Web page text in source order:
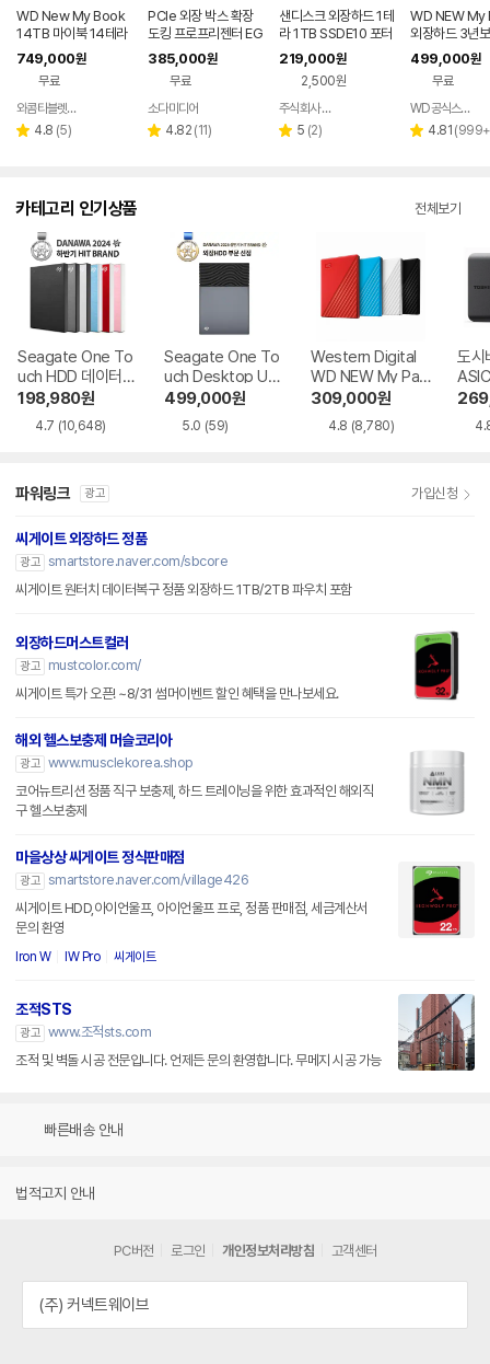
WD New My Book
14TB 마이북 14테라
749,000원
무료
와콤타블렛 -다온
별 4.8 리
(5)
PCIe 외장 박스 확장
도킹 프로프리젠터 EG
PU 맥 교회 자막기 프
프독 PP-DOCK
385,000원
무료
페이
소다미디어
별 4.82 리
(11)
샌디스크 외장하드 1테
라 1TB SSDE10 포터
블 드라이브 대용량 C
타입 초소형 외장HDD
219,000원
2,500원
주식회사 피아이디
별 5 리
(2)
WD NEW My
외장하드 3년
체국택배]
499,000원
무료
WD공식스토어
별 4.81 리
(999+
카테고리 인기상품 전체보기
Seagate One To
uch HDD 데이터복
구
198,980원
4.7 (10,648)
Seagate One To
uch Desktop US
B BUS Power 데
이터복구
499,000원
5.0 (59)
Western Digital
WD NEW My Pas
sport Gen3
309,000원
4.8 (8,780)
도시
파워링크 광고 가입신청
씨게이트 외장하드 정품
광고 smartstore.naver.com/sbcore
씨게이트 원터치 데이터복구 정품 외장하드 1TB/2TB 파우치 포함
외장하드머스트컬러
광고
mustcolor.com/
씨게이트 특가 오픈! ~8/31 썸머이벤트 할인 혜택을 만나보세요.
해외 헬스보충제 머슬코리아
광고 www.musclekorea.shop
코어뉴트리션 정품 직구 보충제, 하드 트레이닝을 위한 효과적인 해외직
구 헬스보충제
마을상상 씨게이트 정식판매점
광고 smartstore.naver.com/village426
씨게이트 HDD,아이언울프, 아이언울프 프로, 정품 판매점, 세금계산서
문의 환영
Iron W IW Pro 씨게이트
조적STS
광고 www.조적sts.com
조적 및 벽돌 시공 전문입니다. 언제든 문의 환영합니다. 무메지 시공 가능
빠른배송 안내
법적고지 안내
PC버전 로그인 개인정보처리방침 고객센터
(주) 커넥트웨이브